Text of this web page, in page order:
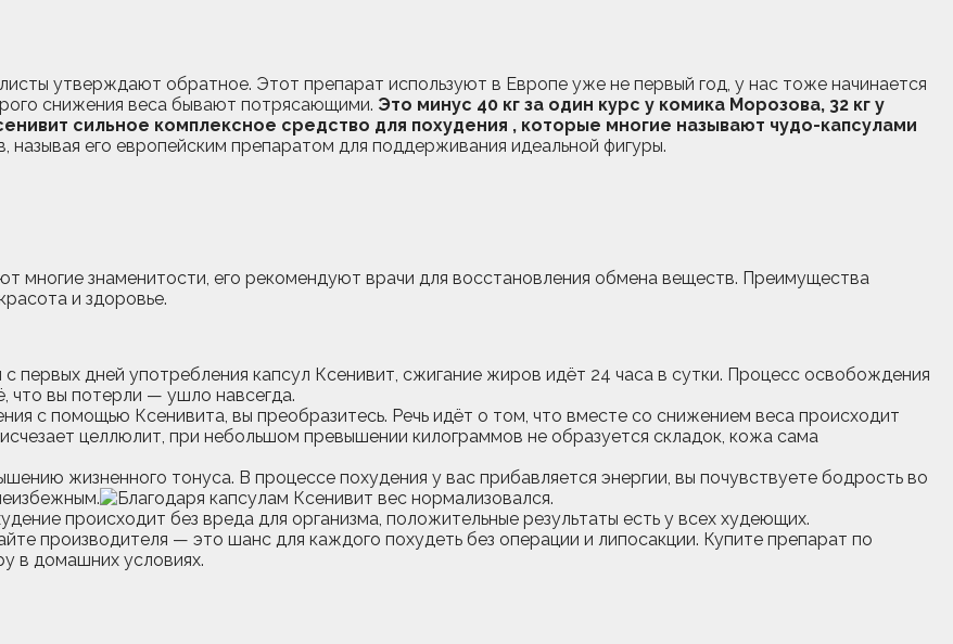
утверждают обратное. Этот препарат используют в Европе уже не первый год, у нас тоже начинается
снижения веса бывают потрясающими. Это минус 40 кг за один курс у комика Морозова, 32 кг у
сильное комплексное средство для похудения , которые многие называют чудо-капсулами
его европейским препаратом для поддерживания идеальной фигуры.
многие знаменитости, его рекомендуют врачи для восстановления обмена веществ. Преимущества
и здоровье.
первых дней употребления капсул Ксенивит, сжигание жиров идёт 24 часа в сутки. Процесс освобождения
что вы потерли — ушло навсегда.
с помощью Ксенивита, вы преобразитесь. Речь идёт о том, что вместе со снижением веса происходит
целлюлит, при небольшом превышении килограммов не образуется складок, кожа сама
жизненного тонуса. В процессе похудения у вас прибавляется энергии, вы почувствуете бодрость во
происходит без вреда для организма, положительные результаты есть у всех худеющих.
производителя — это шанс для каждого похудеть без операции и липосакции. Купите препарат по
в домашних условиях.